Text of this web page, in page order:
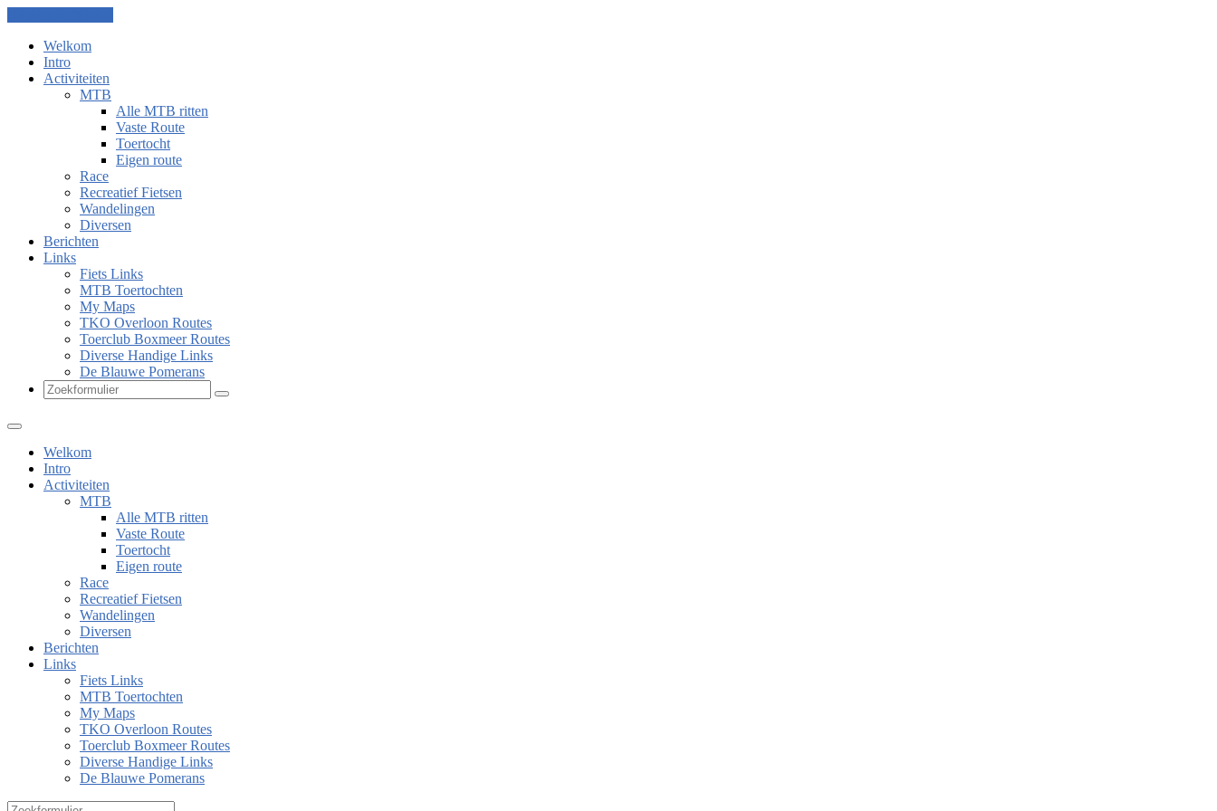
Welkom
Intro
Activiteiten
MTB
Alle MTB ritten
Vaste Route
Toertocht
Eigen route
Race
Recreatief Fietsen
Wandelingen
Diversen
Berichten
Links
Fiets Links
MTB Toertochten
My Maps
TKO Overloon Routes
Toerclub Boxmeer Routes
Diverse Handige Links
De Blauwe Pomerans
Zoeken
Welkom
Intro
Activiteiten
MTB
Alle MTB ritten
Vaste Route
Toertocht
Eigen route
Race
Recreatief Fietsen
Wandelingen
Diversen
Berichten
Links
Fiets Links
MTB Toertochten
My Maps
TKO Overloon Routes
Toerclub Boxmeer Routes
Diverse Handige Links
De Blauwe Pomerans